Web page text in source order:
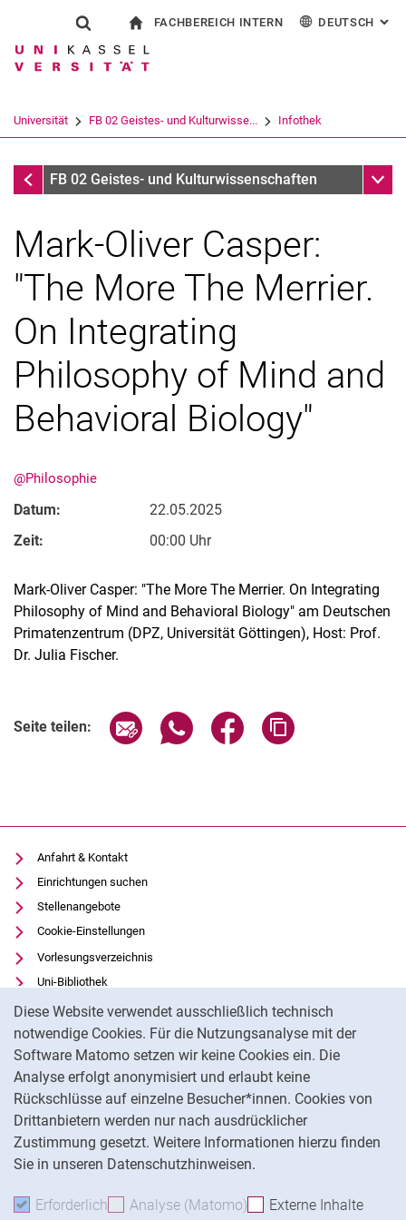
Springe direkt zu: Inhalt
Springe direkt zu: Suche
Springe direkt zu:
Diese Website verwendet ausschließlich technisch
notwendige Cookies. Für die Nutzungsanalyse mit der
Software Matomo setzen wir keine Cookies ein. Die
Analyse erfolgt anonymisiert und erlaubt keine
Rückschlüsse auf einzelne Besucher*innen. Cookies von
Drittanbietern werden nur nach ausdrücklicher
Zustimmung gesetzt. Weitere Informationen hierzu finden
Sie in unseren Datenschutzhinweisen.
Erforderlich Erforderliche Cookies akzeptieren
Analyse (Matomo) Analyse-Cookies
Externe Inhalte
Suchformular
Suchbegriff
Suchen (öffnet externen Link in einem
FACHBEREICH INTERN DEUTSCH :
Universität FB 02 Geistes- und Kulturwisse... Infothek
InfothekFB 02 Geistes- und Kulturwissenschaften
Mark-Oliver Casper:
"The More The Merrier.
On Integrating
Philosophy of Mind and
Behavioral Biology"
@Philosophie
Datum:
22.05.2025
Zeit:
00:00 Uhr
Mark-Oliver Casper: "The More The Merrier. On Integrating
Philosophy of Mind and Behavioral Biology" am Deutschen
Primatenzentrum (DPZ, Universität Göttingen), Host: Prof.
Dr. Julia Fischer.
Seite teilen: Seite über E-Mail teilen
Seite über WhatsApp teilen
Seite über Facebook
Anfahrt & Kontakt
Einrichtungen suchen
Stellenangebote
Cookie-Einstellungen
Vorlesungsverzeichnis
Uni-Bibliothek
Moodle
Panopto
Datenschutz
Barrierefreiheit
Transparenter KI-Einsatz